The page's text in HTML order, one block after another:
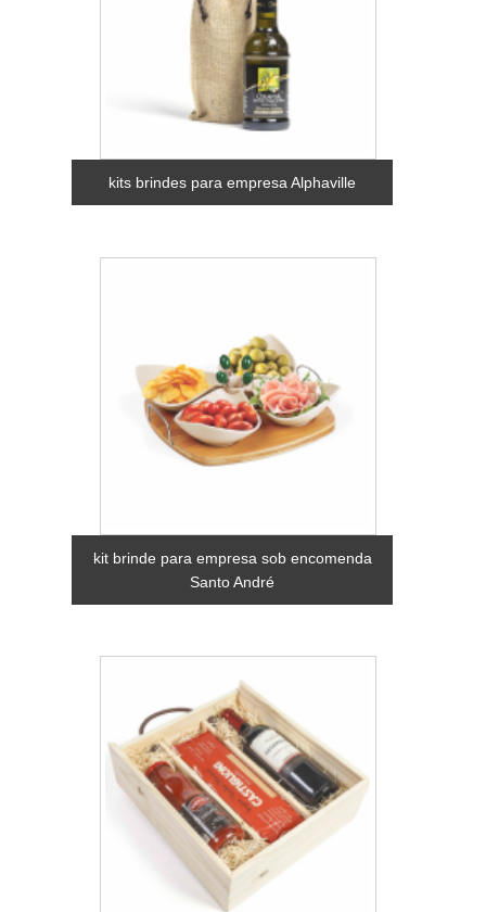
kits brindes para empresa Alphaville
kit brinde para empresa sob encomenda
Santo André